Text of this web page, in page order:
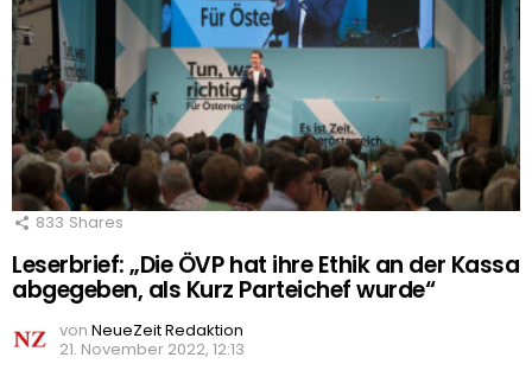
833 Shares
Leserbrief: „Die ÖVP hat ihre Ethik an der Kassa
abgegeben, als Kurz Parteichef wurde“
von NeueZeit Redaktion
21. November 2022, 12:13